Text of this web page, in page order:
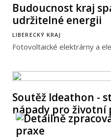
Budoucnost kraj
udržitelné energii
LIBERECKÝ KRAJ
Fotovoltaické elektrárny a
Soutěž Ideathon -
nápady pro životní